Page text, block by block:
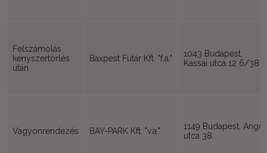
Felszámolás
kényszertörlés
után
Baxpest Futár Kft. "f.a."
1043 Budapest,
Kassai utca 12 6/38
Vagyonrendezés BAY-PARK Kft. "v.a."
1149 Budapest, Angol
utca 38.